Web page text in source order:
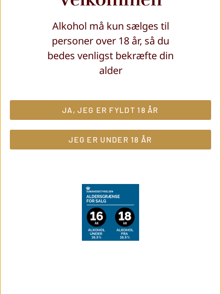
friskhed af kødfulde frugter, kridtagtig
fornemmelse og dens typisk saltholdighed.
Afslutningen er blød og velsmagende
kr.500,00
Alkohol må kun sælges til
personer over 18 år, så du
bedes venligst bekræfte din
alder
JA, JEG ER FYLDT 18 ÅR
JEG ER UNDER 18 ÅR